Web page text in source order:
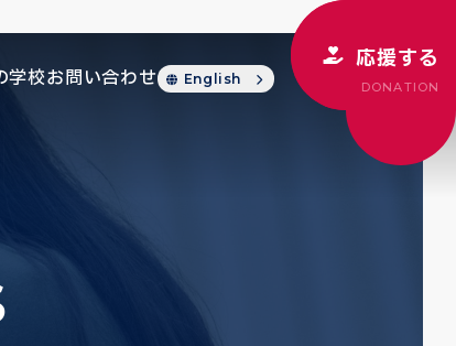
学校お問い合わせ English
応援する
DONATION